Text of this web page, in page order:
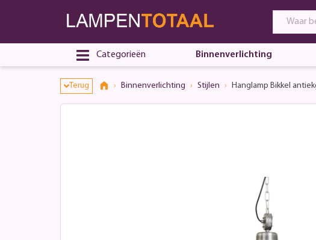
Categorieën Binnenverlichting
Terug Binnenverlichting Stijlen Hanglamp Bikkel